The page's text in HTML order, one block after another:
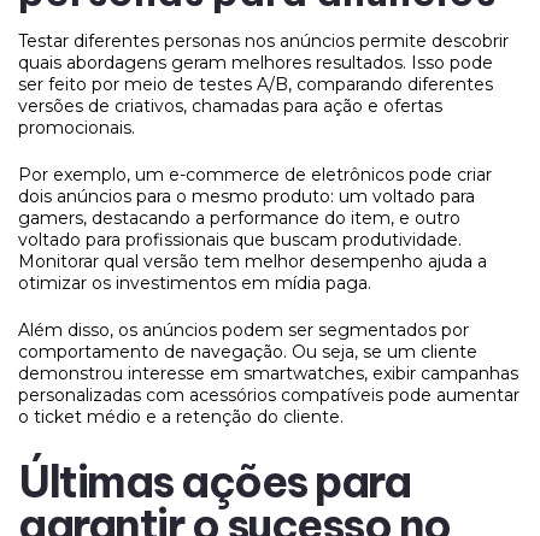
Testar diferentes personas nos anúncios permite descobrir
quais abordagens geram melhores resultados. Isso pode
ser feito por meio de testes A/B, comparando diferentes
versões de criativos, chamadas para ação e ofertas
promocionais.
Por exemplo, um e-commerce de eletrônicos pode criar
dois anúncios para o mesmo produto: um voltado para
gamers, destacando a performance do item, e outro
voltado para profissionais que buscam produtividade.
Monitorar qual versão tem melhor desempenho ajuda a
otimizar os investimentos em mídia paga.
Além disso, os anúncios podem ser segmentados por
comportamento de navegação. Ou seja, se um cliente
demonstrou interesse em smartwatches, exibir campanhas
personalizadas com acessórios compatíveis pode aumentar
o ticket médio e a retenção do cliente.
Últimas ações para
garantir o sucesso no